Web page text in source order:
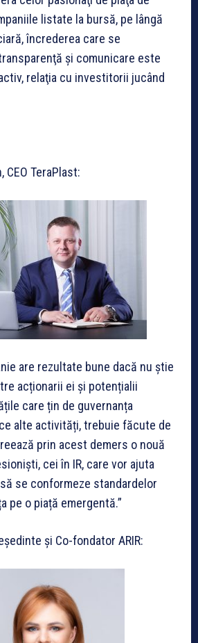
listate la bursă, pe lângă
încrederea care se
şi comunicare este
relaţia cu investitorii jucând
CEO TeraPlast:
are rezultate bune dacă nu știe
acționarii ei și potențialii
care țin de guvernanța
alte activități, trebuie făcute de
prin acest demers o nouă
cei în IR, care vor ajuta
se conformeze standardelor
pe o piață emergentă.”
și Co-fondator ARIR: